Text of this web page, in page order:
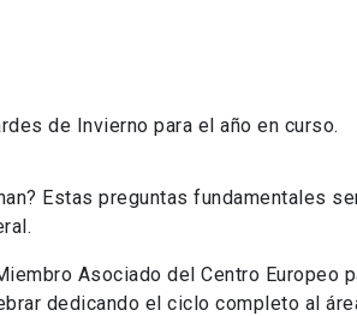
de Invierno para el año en curso.
Estas preguntas fundamentales
Asociado del Centro Europeo
dedicando el ciclo completo al